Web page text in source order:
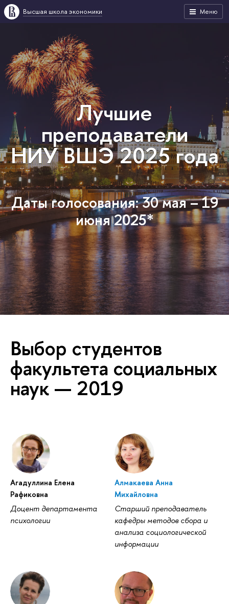
Меню
Высшая школа экономики
Лучшие
преподаватели
НИУ ВШЭ 2025 года
Даты голосования: 30 мая – 19
июня 2025*
Выбор студентов
факультета социальных
наук — 2019
Агадуллина Елена
Рафиковна
Доцент департамента
психологии
Алмакаева Анна
Михайловна
Старший преподаватель
кафедры методов сбора и
анализа социологической
информации